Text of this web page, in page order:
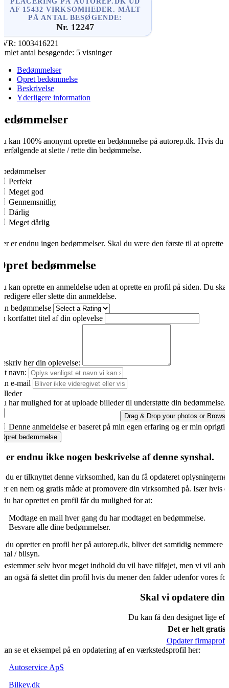
AF 15432 VIRKSOMHEDER. MÅLT
PÅ ANTAL BESØGENDE:
Nr. 12247
1003416221
antal besøgende: 5 visninger
Bedømmelser
Opret bedømmelse
Beskrivelse
Yderligere information
kan 100% anonymt oprette en bedømmelse på autorep.dk. Hvis
at slette / rette din bedømmelse.
bedømmelser
Perfekt
Meget god
Gennemsnitlig
Dårlig
Meget dårlig
er endnu ingen bedømmelser. Skal du være den første til at oprette
bedømmelse
kan oprette en anmeldelse uden at oprette en profil på siden. Du
redigere eller slette din anmeldelse.
bedømmelse
kortfattet titel af din oplevelse
her din oplevelse:
navn:
e-mail
har mulighed for at uploade billeder til understøtte din bedømmelse.
Drag & Drop your photos or Browse
Denne anmeldelse er baseret på min egen erfaring og er min
Opret bedømmelse
er endnu ikke nogen beskrivelse af denne synshal.
du er tilknyttet denne virksomhed, kan du få opdateret oplysningerne.
er en nem og gratis måde at promovere din virksomhed på. Især hvis
du har oprettet en profil får du mulighed for at:
Modtage en mail hver gang du har modtaget en bedømmelse.
Besvare alle dine bedømmelser.
du opretter en profil her på autorep.dk, bliver det samtidig nemmere
/ bilsyn.
selv hvor meget indhold du vil have tilføjet, men vi vil
også få slettet din profil hvis du mener den falder udenfor vores
Skal vi opdatere din
Du kan få den designet lige
Det er helt gratis.
Opdater firmaprofil
se et eksempel på en opdatering af en værkstedsprofil her:
Autoservice ApS
Bilkey.dk